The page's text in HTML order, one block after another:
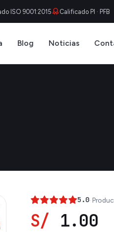
ISO 9001:2015 Calificado PI · PFB
Blog Noticias
5.0·
S/ 1.00